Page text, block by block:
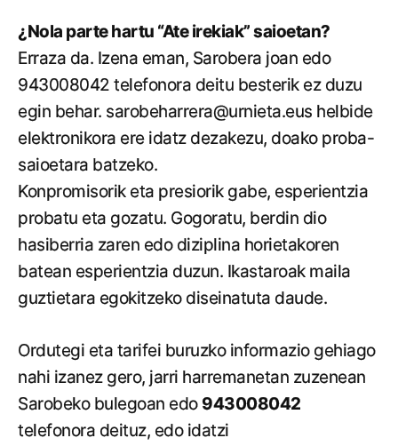
¿Nola parte hartu “Ate irekiak” saioetan?
Erraza da. Izena eman, Sarobera joan edo
943008042 telefonora deitu besterik ez duzu
egin behar. sarobeharrera@urnieta.eus helbide
elektronikora ere idatz dezakezu, doako proba-
saioetara batzeko.
Konpromisorik eta presiorik gabe, esperientzia
probatu eta gozatu. Gogoratu, berdin dio
hasiberria zaren edo diziplina horietakoren
batean esperientzia duzun. Ikastaroak maila
guztietara egokitzeko diseinatuta daude.
Ordutegi eta tarifei buruzko informazio gehiago
nahi izanez gero, jarri harremanetan zuzenean
Sarobeko bulegoan edo 943008042
telefonora deituz, edo idatzi